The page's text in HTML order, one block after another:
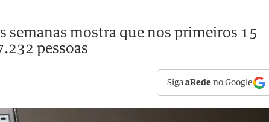
semanas mostra que nos primeiros 15
pessoas
SigaaRede no Google